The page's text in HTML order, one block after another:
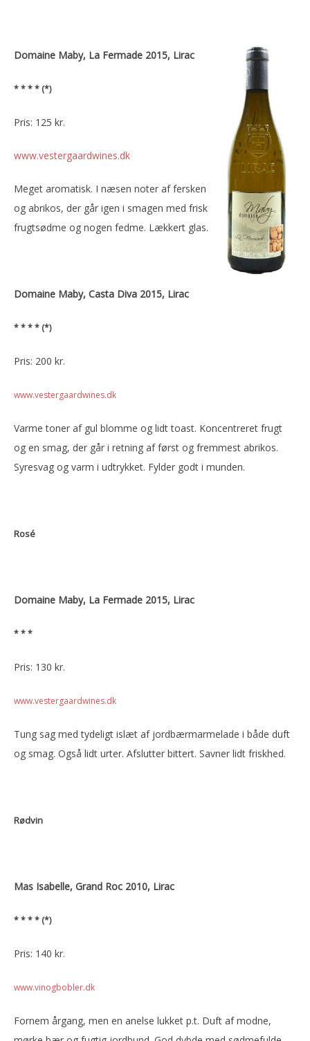
Domaine Maby, La Fermade 2015, Lirac
* * * * (*)
Pris: 125 kr.
www.vestergaardwines.dk
Meget aromatisk. I næsen noter af fersken
og abrikos, der går igen i smagen med frisk
frugtsødme og nogen fedme. Lækkert glas.
Domaine Maby, Casta Diva 2015, Lirac
* * * * (*)
Pris: 200 kr.
www.vestergaardwines.dk
Varme toner af gul blomme og lidt toast. Koncentreret frugt
og en smag, der går i retning af først og fremmest abrikos.
Syresvag og varm i udtrykket. Fylder godt i munden.
Rosé
Domaine Maby, La Fermade 2015, Lirac
* * *
Pris: 130 kr.
www.vestergaardwines.dk
Tung sag med tydeligt islæt af jordbærmarmelade i både duft
og smag. Også lidt urter. Afslutter bittert. Savner lidt friskhed.
Rødvin
Mas Isabelle, Grand Roc 2010, Lirac
* * * * (*)
Pris: 140 kr.
www.vinogbobler.dk
Fornem årgang, men en anelse lukket p.t. Duft af modne,